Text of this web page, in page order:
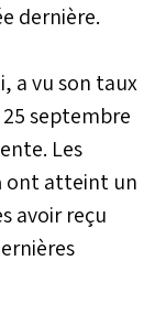
dernière.
a vu son taux
septembre
Les
ont atteint un
avoir reçu